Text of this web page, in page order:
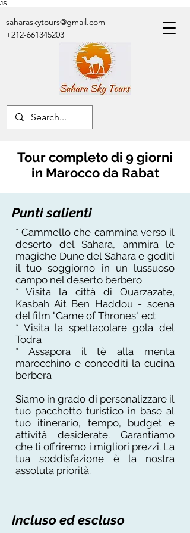
JS
saharaskytours@gmail.com
+212-661345203
Tour completo di 9 giorni
in Marocco da Rabat
Punti salienti
* Cammello che cammina verso il
deserto del Sahara, ammira le
magiche Dune del Sahara e goditi
il ​​tuo soggiorno in un lussuoso
campo nel deserto berbero
* Visita la città di Ouarzazate,
Kasbah Ait Ben Haddou - scena
del film "Game of Thrones" ect
* Visita la spettacolare gola del
Todra
* Assapora il tè alla menta
marocchino e concediti la cucina
berbera
Siamo in grado di personalizzare il
tuo pacchetto turistico in base al
tuo itinerario, tempo, budget e
attività desiderate. Garantiamo
che ti offriremo i migliori prezzi. La
tua soddisfazione è la nostra
assoluta priorità.
Incluso ed escluso